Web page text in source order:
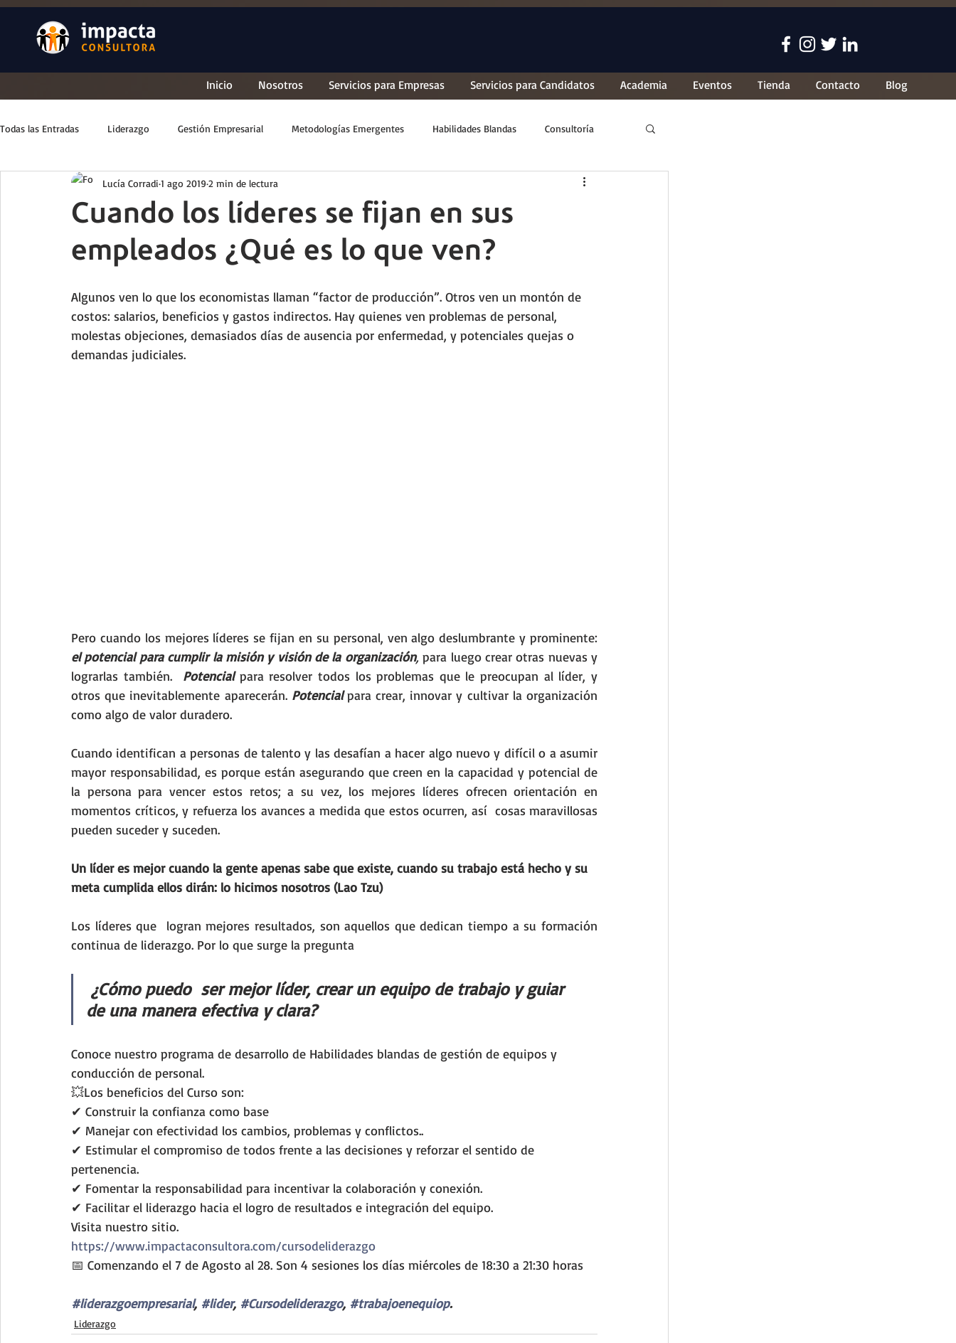
Inicio Nosotros Servicios para Empresas Servicios para Candidatos Academia Eventos Tienda Contacto Blog
Todas las Entradas Liderazgo Gestión Empresarial Metodologías Emergentes Habilidades Blandas Consultoría
Cuando los líderes se fijan en sus
empleados ¿Qué es lo que ven?
Lucía Corradi 1 ago 2019 2 min de lectura
Algunos ven lo que los economistas llaman “factor de producción”. Otros ven un montón de
costos: salarios, beneficios y gastos indirectos. Hay quienes ven problemas de personal,
molestas objeciones, demasiados días de ausencia por enfermedad, y potenciales quejas o
demandas judiciales.
el potencial para cumplir la misión y visión de la organización, para luego crear otras nuevas y
lograrlas también. Potencial para resolver todos los problemas que le preocupan al líder, y
otros que inevitablemente aparecerán. Potencial para crear, innovar y cultivar la organización
como algo de valor duradero.
Cuando identifican a personas de talento y las desafían a hacer algo nuevo y difícil o a asumir
mayor responsabilidad, es porque están asegurando que creen en la capacidad y potencial de
la persona para vencer estos retos; a su vez, los mejores líderes ofrecen orientación en
momentos críticos, y refuerza los avances a medida que estos ocurren, así  cosas maravillosas
pueden suceder y suceden.
Un líder es mejor cuando la gente apenas sabe que existe, cuando su trabajo está hecho y su
meta cumplida ellos dirán: lo hicimos nosotros (Lao Tzu)
Los líderes que  logran mejores resultados, son aquellos que dedican tiempo a su formación
continua de liderazgo. Por lo que surge la pregunta
¿Cómo puedo  ser mejor líder, crear un equipo de trabajo y guiar
de una manera efectiva y clara?
Conoce nuestro programa de desarrollo de Habilidades blandas de gestión de equipos y
conducción de personal.
💥Los beneficios del Curso son:
✔ Construir la confianza como base
✔ Manejar con efectividad los cambios, problemas y conflictos..
✔ Estimular el compromiso de todos frente a las decisiones y reforzar el sentido de
pertenencia.
✔ Fomentar la responsabilidad para incentivar la colaboración y conexión.
✔ Facilitar el liderazgo hacia el logro de resultados e integración del equipo.
Visita nuestro sitio.
https://www.impactaconsultora.com/cursodeliderazgo
📅 Comenzando el 7 de Agosto al 28. Son 4 sesiones los días miércoles de 18:30 a 21:30 horas
#liderazgoempresarial, #lider, #Cursodeliderazgo, #trabajoenequiop.
Liderazgo